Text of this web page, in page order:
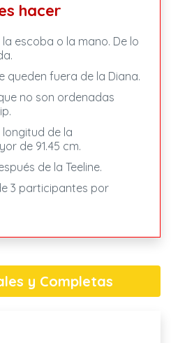
hacer
escoba o la mano. De lo
queden fuera de la Diana.
no son ordenadas
de la
de 91.45 cm.
de la Teeline.
3 participantes por
y Completas